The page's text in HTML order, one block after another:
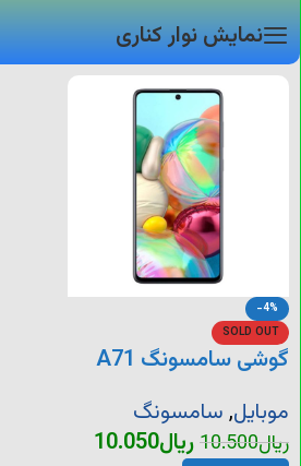
نمایش نوار کناری
-4%
SOLD OUT
گوشی سامسونگ A71
موبایل,سامسونگ
ریال10.500ریال10.050